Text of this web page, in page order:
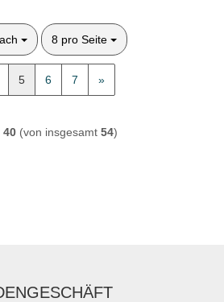
8 pro Seite
pro Seite
5 6 7 »
40 (von insgesamt 54)